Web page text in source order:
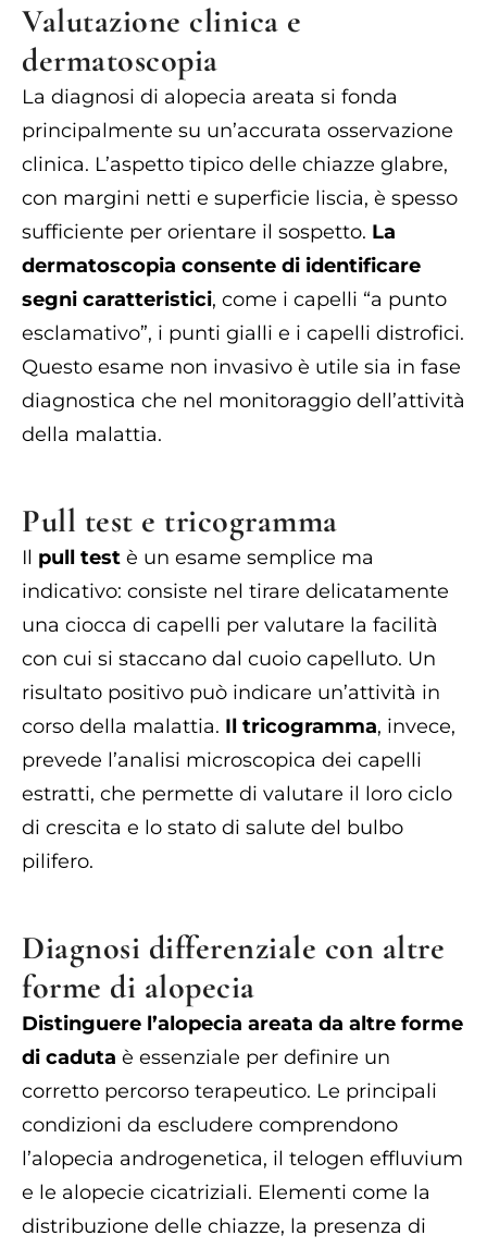
Valutazione clinica e
dermatoscopia
La diagnosi di alopecia areata si fonda
principalmente su un’accurata osservazione
clinica. L’aspetto tipico delle chiazze glabre,
con margini netti e superficie liscia, è spesso
sufficiente per orientare il sospetto. La
dermatoscopia consente di identificare
segni caratteristici, come i capelli “a punto
esclamativo”, i punti gialli e i capelli distrofici.
Questo esame non invasivo è utile sia in fase
diagnostica che nel monitoraggio dell’attività
della malattia.
Pull test e tricogramma
Il pull test è un esame semplice ma
indicativo: consiste nel tirare delicatamente
una ciocca di capelli per valutare la facilità
con cui si staccano dal cuoio capelluto. Un
risultato positivo può indicare un’attività in
corso della malattia. Il tricogramma, invece,
prevede l’analisi microscopica dei capelli
estratti, che permette di valutare il loro ciclo
di crescita e lo stato di salute del bulbo
pilifero.
Diagnosi differenziale con altre
forme di alopecia
Distinguere l’alopecia areata da altre forme
di caduta è essenziale per definire un
corretto percorso terapeutico. Le principali
condizioni da escludere comprendono
l’alopecia androgenetica, il telogen effluvium
e le alopecie cicatriziali. Elementi come la
distribuzione delle chiazze, la presenza di